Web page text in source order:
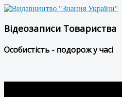
Відеозаписи Товариства
Особистість - подорож у часі